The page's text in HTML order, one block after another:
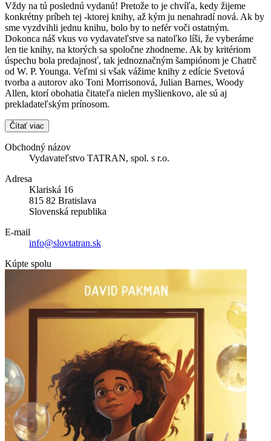
Vždy na tú poslednú vydanú! Pretože to je chvíľa, kedy žijeme
konkrétny príbeh tej -ktorej knihy, až kým ju nenahradí nová. Ak by
sme vyzdvihli jednu knihu, bolo by to nefér voči ostatným.
Dokonca náš vkus vo vydavateľstve sa natoľko líši, že vyberáme
len tie knihy, na ktorých sa spoločne zhodneme. Ak by kritériom
úspechu bola predajnosť, tak jednoznačným šampiónom je Chatrč
od W. P. Younga. Veľmi si však vážime knihy z edície Svetová
tvorba a autorov ako Toni Morrisonová, Julian Barnes, Woody
Allen, ktorí obohatia čitateľa nielen myšlienkovo, ale sú aj
prekladateľským prínosom.
Čítať viac
Obchodný názov
Vydavateľstvo TATRAN, spol. s r.o.
Adresa
Klariská 16
815 82 Bratislava
Slovenská republika
E-mail
info@slovtatran.sk
Kúpte spolu